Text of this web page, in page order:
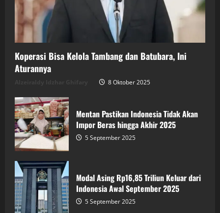
Koperasi Bisa Kelola Tambang dan Batubara, Ini
Aturannya
8 Oktober 2025
Mentan Pastikan Indonesia Tidak Akan
Impor Beras hingga Akhir 2025
5 September 2025
Modal Asing Rp16,85 Triliun Keluar dari
Indonesia Awal September 2025
5 September 2025